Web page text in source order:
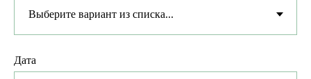
Дата